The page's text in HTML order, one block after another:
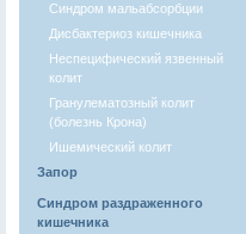
Синдром мальабсорбции
Дисбактериоз кишечника
Неспецифический язвенный
колит
Гранулематозный колит
(болезнь Крона)
Ишемический колит
Запор
Синдром раздраженного
кишечника